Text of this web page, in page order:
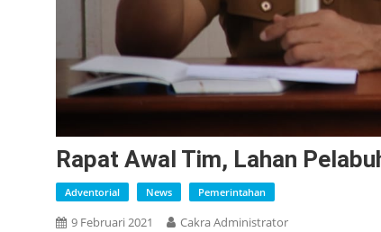
Rapat Awal Tim, Lahan
Adventorial News Pemerintahan
9 Februari 2021 Cakra Administrator